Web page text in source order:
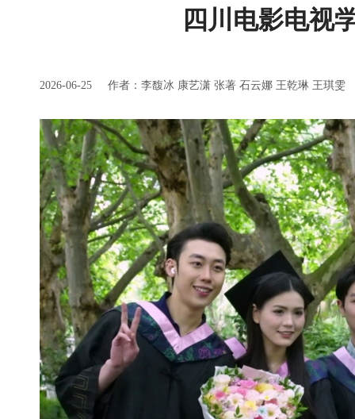
四川电影电视
2026-06-25 作者：李馥冰 康艺潇 张著 石云娜 王乾琳 王琪雯